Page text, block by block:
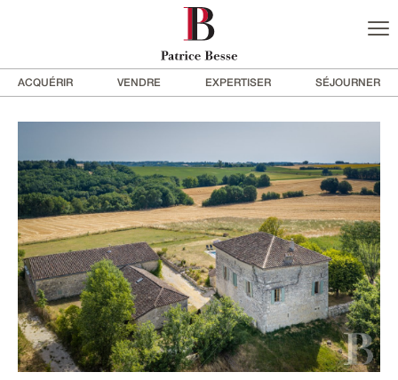
ACQUÉRIR VENDRE EXPERTISER SÉJOURNER